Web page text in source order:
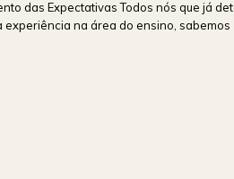
das Expectativas Todos nós que já
experiência na área do ensino, sabemos